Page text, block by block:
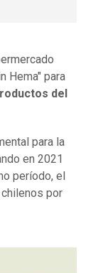
Hema" para
del
para la
en 2021
período, el
por